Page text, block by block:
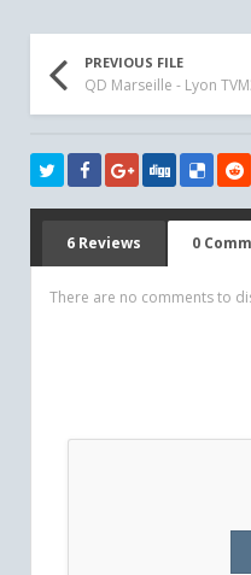
PREVIOUS FILE
QD Marseille - Lyon
6 Reviews 0
There are no comments to